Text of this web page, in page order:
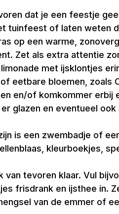
dat je een feestje
tuinfeest of laten weten
op een warme,
Zet als extra attentie
met ijsklontjes
eetbare bloemen, zoals
en/of komkommer
glazen en eventueel
is een zwembadje of
kleurboekjes,
tevoren klaar. Vul
frisdrank en ijsthee in.
van de emmer of